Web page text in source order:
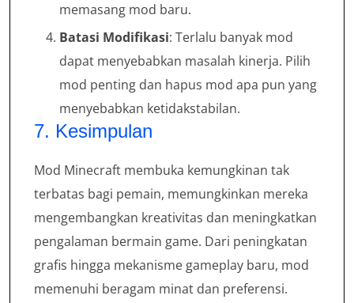
memasang mod baru.
Batasi Modifikasi: Terlalu banyak mod
dapat menyebabkan masalah kinerja. Pilih
mod penting dan hapus mod apa pun yang
menyebabkan ketidakstabilan.
7. Kesimpulan
Mod Minecraft membuka kemungkinan tak
terbatas bagi pemain, memungkinkan mereka
mengembangkan kreativitas dan meningkatkan
pengalaman bermain game. Dari peningkatan
grafis hingga mekanisme gameplay baru, mod
memenuhi beragam minat dan preferensi.